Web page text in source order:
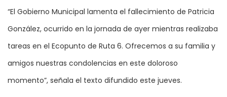
“El Gobierno Municipal lamenta el fallecimiento de Patricia
González, ocurrido en la jornada de ayer mientras realizaba
tareas en el Ecopunto de Ruta 6. Ofrecemos a su familia y
amigos nuestras condolencias en este doloroso
momento”, señala el texto difundido este jueves.